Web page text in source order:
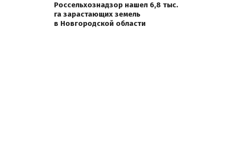
Россельхознадзор нашел 6,8 тыс.
га зарастающих земель
в Новгородской области